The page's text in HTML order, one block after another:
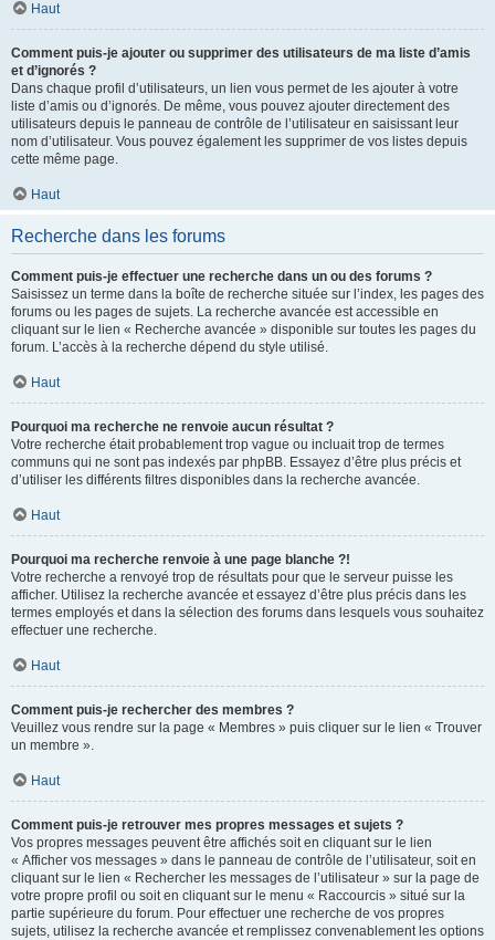
Haut
Comment puis-je ajouter ou supprimer des utilisateurs de ma liste d’amis
et d’ignorés ?
Dans chaque profil d’utilisateurs, un lien vous permet de les ajouter à votre
liste d’amis ou d’ignorés. De même, vous pouvez ajouter directement des
utilisateurs depuis le panneau de contrôle de l’utilisateur en saisissant leur
nom d’utilisateur. Vous pouvez également les supprimer de vos listes depuis
cette même page.
Haut
Recherche dans les forums
Comment puis-je effectuer une recherche dans un ou des forums ?
Saisissez un terme dans la boîte de recherche située sur l’index, les pages des
forums ou les pages de sujets. La recherche avancée est accessible en
cliquant sur le lien « Recherche avancée » disponible sur toutes les pages du
forum. L’accès à la recherche dépend du style utilisé.
Haut
Pourquoi ma recherche ne renvoie aucun résultat ?
Votre recherche était probablement trop vague ou incluait trop de termes
communs qui ne sont pas indexés par phpBB. Essayez d’être plus précis et
d’utiliser les différents filtres disponibles dans la recherche avancée.
Haut
Pourquoi ma recherche renvoie à une page blanche ?!
Votre recherche a renvoyé trop de résultats pour que le serveur puisse les
afficher. Utilisez la recherche avancée et essayez d’être plus précis dans les
termes employés et dans la sélection des forums dans lesquels vous souhaitez
effectuer une recherche.
Haut
Comment puis-je rechercher des membres ?
Veuillez vous rendre sur la page « Membres » puis cliquer sur le lien « Trouver
un membre ».
Haut
Comment puis-je retrouver mes propres messages et sujets ?
Vos propres messages peuvent être affichés soit en cliquant sur le lien
« Afficher vos messages » dans le panneau de contrôle de l’utilisateur, soit en
cliquant sur le lien « Rechercher les messages de l’utilisateur » sur la page de
votre propre profil ou soit en cliquant sur le menu « Raccourcis » situé sur la
partie supérieure du forum. Pour effectuer une recherche de vos propres
sujets, utilisez la recherche avancée et remplissez convenablement les options